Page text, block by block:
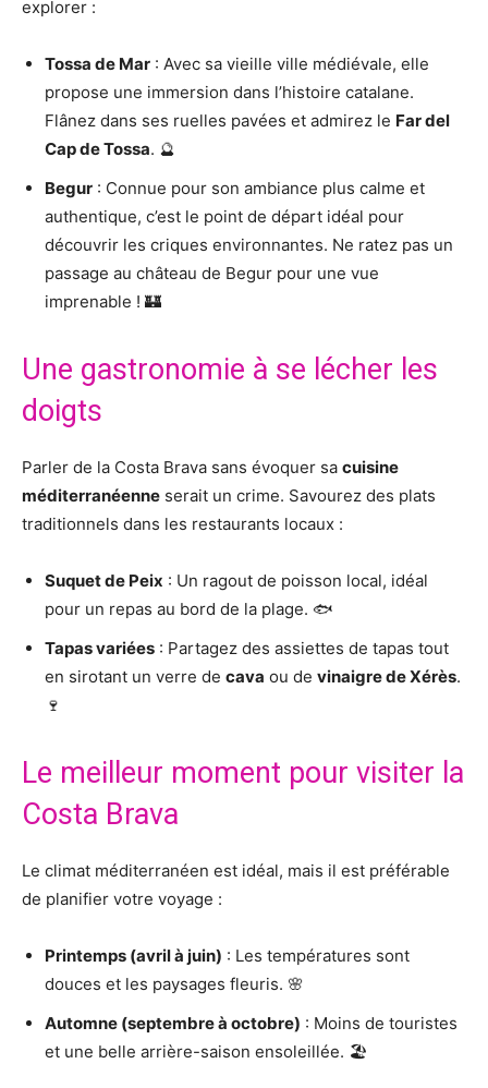
explorer :
Tossa de Mar : Avec sa vieille ville médiévale, elle
propose une immersion dans l’histoire catalane.
Flânez dans ses ruelles pavées et admirez le Far del
Cap de Tossa. 🔮
Begur : Connue pour son ambiance plus calme et
authentique, c’est le point de départ idéal pour
découvrir les criques environnantes. Ne ratez pas un
passage au château de Begur pour une vue
imprenable ! 🏰
Une gastronomie à se lécher les
doigts
Parler de la Costa Brava sans évoquer sa cuisine
méditerranéenne serait un crime. Savourez des plats
traditionnels dans les restaurants locaux :
Suquet de Peix : Un ragout de poisson local, idéal
pour un repas au bord de la plage. 🐟
Tapas variées : Partagez des assiettes de tapas tout
en sirotant un verre de cava ou de vinaigre de Xérès.
🍷
Le meilleur moment pour visiter la
Costa Brava
Le climat méditerranéen est idéal, mais il est préférable
de planifier votre voyage :
Printemps (avril à juin) : Les températures sont
douces et les paysages fleuris. 🌸
Automne (septembre à octobre) : Moins de touristes
et une belle arrière-saison ensoleillée. 🏖️